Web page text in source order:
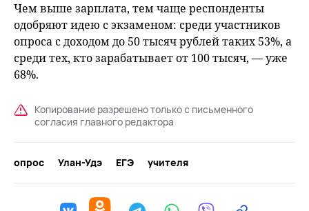
Чем выше зарплата, тем чаще респонденты
одобряют идею с экзаменом: среди участников
опроса с доходом до 50 тысяч рублей таких 53%, а
среди тех, кто зарабатывает от 100 тысяч, — уже
68%.
Копирование разрешено только с письменного
согласия главного редактора
опрос Улан-Удэ ЕГЭ учителя